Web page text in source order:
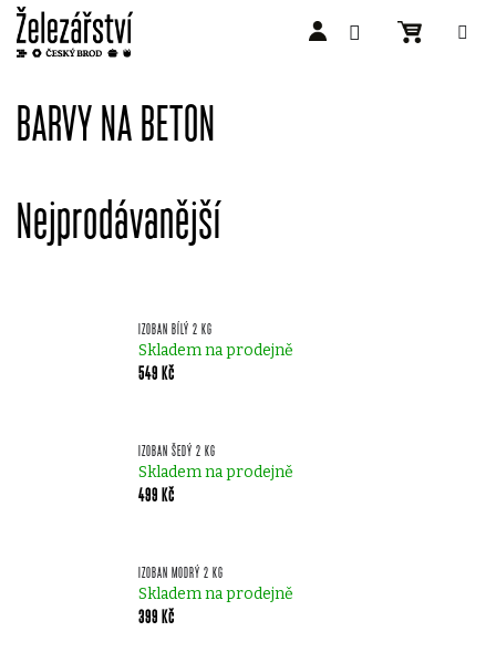
obsah
BARVY NA BETON
Nejprodávanější
IZOBAN BÍLÝ 2 KG
Skladem na prodejně
549 Kč
IZOBAN ŠEDÝ 2 KG
Skladem na prodejně
499 Kč
IZOBAN MODRÝ 2 KG
Skladem na prodejně
399 Kč